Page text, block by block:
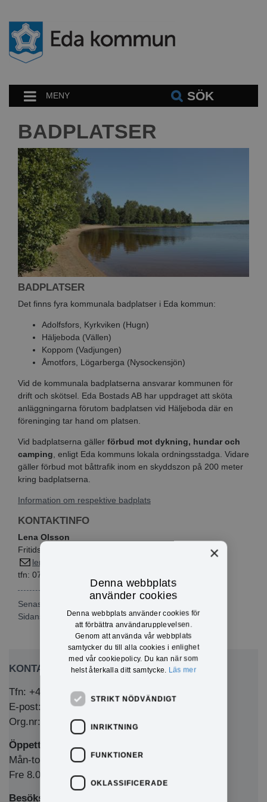
MENY SÖK
BADPLATSER
BADPLATSER
Det finns fyra kommunala badplatser i Eda kommun:
Adolfsfors, Kyrkviken (Hugn)
Häljeboda (Vällen)
Koppom (Vadjungen)
Åmotfors, Lögarberga (Nysockensjön)
Vid de kommunala badplatserna ansvarar kommunen för
drift och skötsel. Eda Bostads AB har uppdraget att sköta
anläggningarna förutom badplatsen vid Häljeboda där en
föreninging tar hand om platsen.
Vid badplatserna gäller förbud mot dykning, hundar och
camping , enligt Eda kommuns lokala ordningsstadga. Vidare
gäller förbud mot båttrafik inom en skyddszon på 200 meter
kring badplatserna.
Information om respektive badplats
KONTAKTINFO
Lena Olsson
Fritids- och kulturchef
lena2.olsson@eda.se
tfn: 07
Senast publicerad: 2025-12-10
Sidansvarig: Lena Olsson
KONTAKTA OSS
Tfn: +46 (0)571-281 00
E-post: kommun@eda.se
Org.nr: 212000-1769
Öppettider Medborgarkontor/växel
Mån-tors 8.00-12.00 & 13.00-16.00
Fre 8.00-12.00 & 13.00-15.00
Besöksadress
×
Denna webbplats
använder cookies
Denna webbplats använder cookies för
att förbättra användarupplevelsen.
Genom att använda vår webbplats
samtycker du till alla cookies i enlighet
med vår cookiepolicy. Du kan när som
helst återkalla ditt samtycke. Läs mer
STRIKT NÖDVÄNDIGT
INRIKTNING
FUNKTIONER
OKLASSIFICERADE